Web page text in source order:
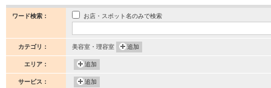
ワード検索： お店・スポット名のみで検索
カテゴリ： 美容室・理容室 追加
エリア： 追加
サービス： 追加